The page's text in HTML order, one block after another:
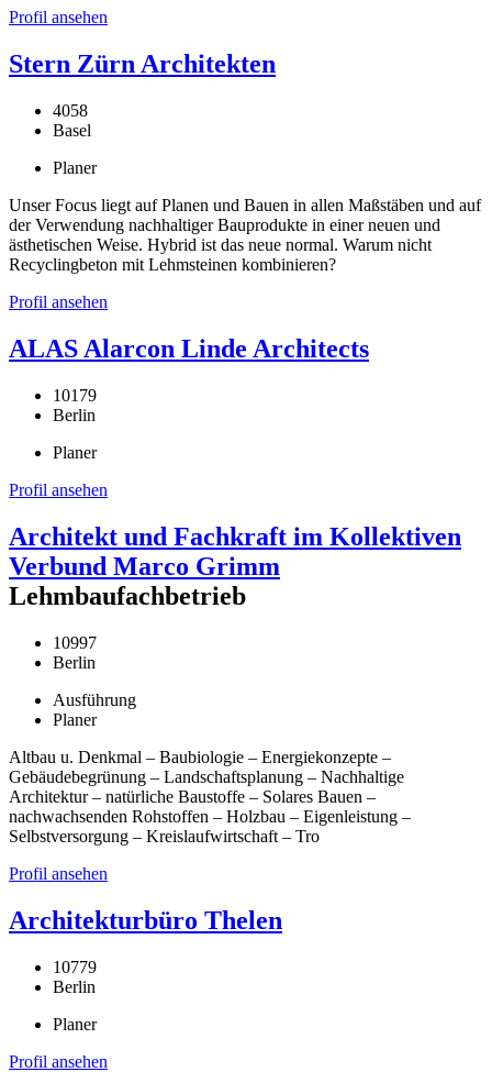
Profil ansehen
Stern Zürn Architekten
4058
Basel
Planer
Unser Focus liegt auf Planen und Bauen in allen Maßstäben und auf
der Verwendung nachhaltiger Bauprodukte in einer neuen und
ästhetischen Weise. Hybrid ist das neue normal. Warum nicht
Recyclingbeton mit Lehmsteinen kombinieren?
Profil ansehen
ALAS Alarcon Linde Architects
10179
Berlin
Planer
Profil ansehen
Architekt und Fachkraft im Kollektiven
Verbund Marco Grimm
Lehmbaufachbetrieb
10997
Berlin
Ausführung
Planer
Altbau u. Denkmal – Baubiologie – Energiekonzepte –
Gebäudebegrünung – Landschaftsplanung – Nachhaltige
Architektur – natürliche Baustoffe – Solares Bauen –
nachwachsenden Rohstoffen – Holzbau – Eigenleistung –
Selbstversorgung – Kreislaufwirtschaft – Tro
Profil ansehen
Architekturbüro Thelen
10779
Berlin
Planer
Profil ansehen